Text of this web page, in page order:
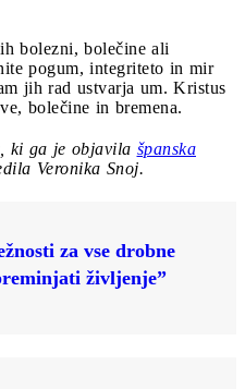
bolezni, bolečine ali
pogum, integriteto in mir
jih rad ustvarja um. Kristus
bolečine in bremena.
ki ga je objavila španska
Veronika Snoj.
za vse drobne
življenje”